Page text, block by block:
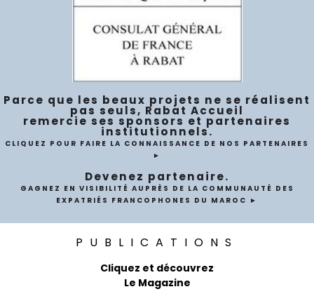
Parce que les beaux projets ne se réalisent
pas seuls, Rabat Accueil
remercie ses sponsors et partenaires
institutionnels.
CLIQUEZ POUR FAIRE LA CONNAISSANCE DE NOS PARTENAIRES
►
Devenez partenaire.
GAGNEZ EN VISIBILITÉ AUPRÈS DE LA COMMUNAUTÉ DES
EXPATRIÉS FRANCOPHONES DU MAROC ►
PUBLICATIONS
Cliquez et découvrez
Le Magazine